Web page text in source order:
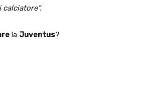
la Juventus?